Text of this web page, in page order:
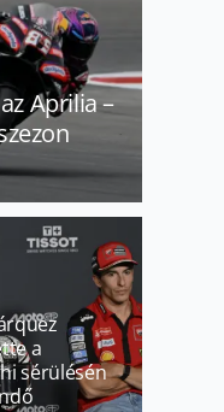
Aprilia –
a
sérülésén